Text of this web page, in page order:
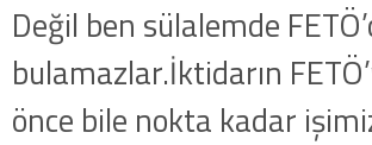
Değil ben sülalemde
bulamazlar.İktidarın
önce bile nokta kadar